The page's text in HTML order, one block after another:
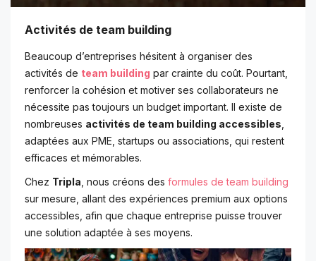
Activités de team building
Beaucoup d’entreprises hésitent à organiser des
activités de team building par crainte du coût. Pourtant,
renforcer la cohésion et motiver ses collaborateurs ne
nécessite pas toujours un budget important. Il existe de
nombreuses activités de team building accessibles
adaptées aux PME, startups ou associations, qui restent
efficaces et mémorables.
Chez Tripla , nous créons des formules de team building
sur mesure, allant des expériences premium aux options
accessibles, afin que chaque entreprise puisse trouver
une solution adaptée à ses moyens.